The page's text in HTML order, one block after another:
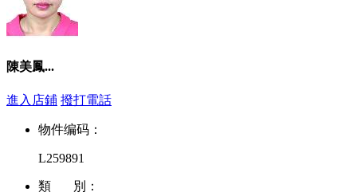
陳美鳳...
進入店鋪 撥打電話
物件编码：
L259891
類 別：